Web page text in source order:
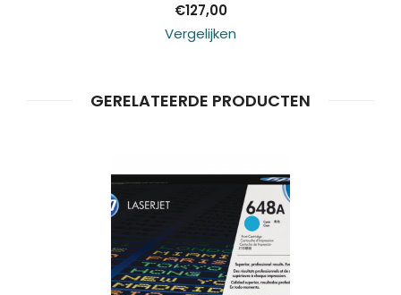
€127,00
Vergelijken
GERELATEERDE PRODUCTEN